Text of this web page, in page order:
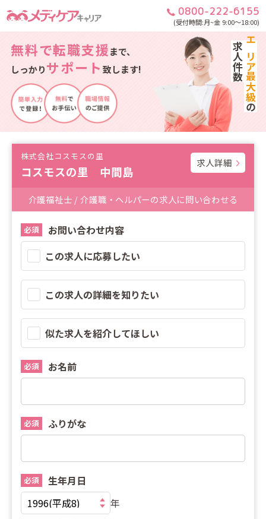
0800-222-6155
(受付時間:月~金 9:00～18:00)
無料で転職支援まで、
しっかりサポート致します! エリア最大級
の
求人件数
株式会社コスモスの里
コスモスの里 中間島
求人詳細
介護福祉士 / 介護職・ヘルパーの求人に問い合わせる
必須
お問い合わせ内容
この求人に応募したい
この求人の詳細を知りたい
似た求人を紹介してほしい
必須 お名前
必須 ふりがな
必須
生年月日
年